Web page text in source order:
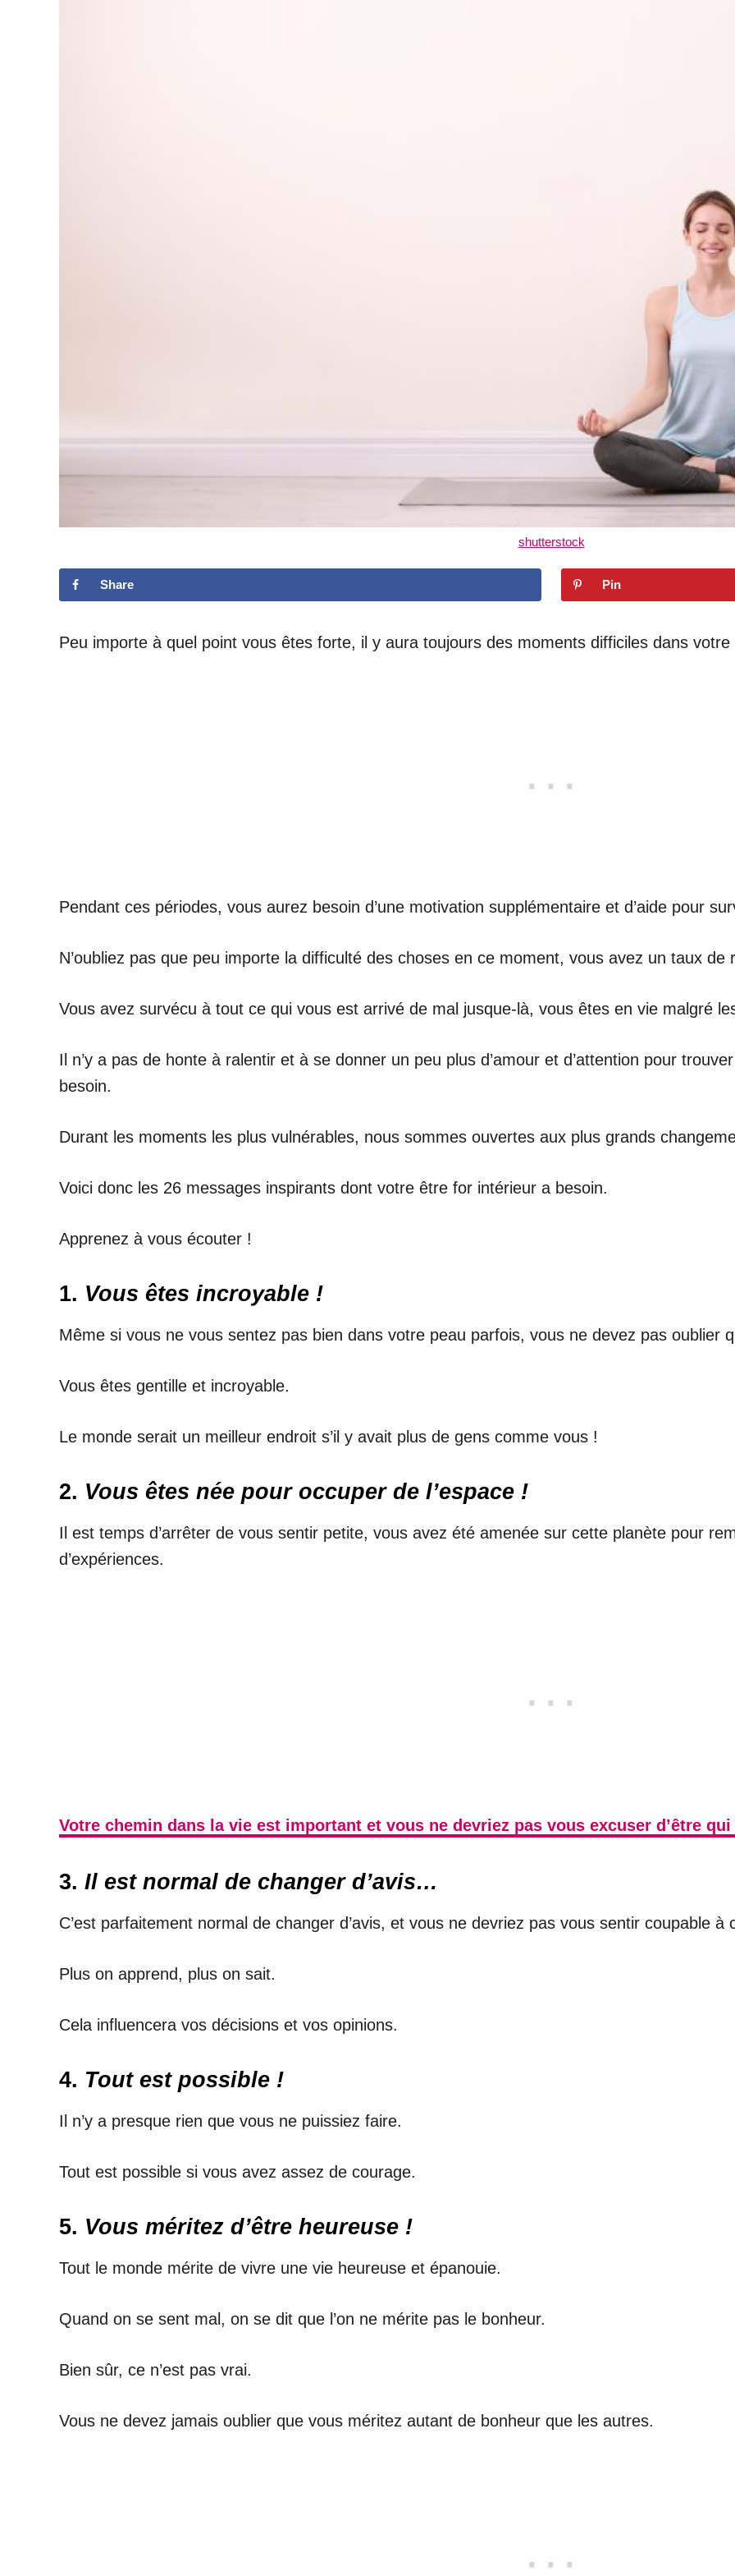
shutterstock
Share Pin
Peu importe à quel point vous êtes forte, il y aura toujours des moments difficiles dans votre
Pendant ces périodes, vous aurez besoin d’une motivation supplémentaire et d’aide pour
N’oubliez pas que peu importe la difficulté des choses en ce moment, vous avez un taux de
Vous avez survécu à tout ce qui vous est arrivé de mal jusque-là, vous êtes en vie malgré
Il n’y a pas de honte à ralentir et à se donner un peu plus d’amour et d’attention pour
besoin.
Durant les moments les plus vulnérables, nous sommes ouvertes aux plus grands
Voici donc les 26 messages inspirants dont votre être for intérieur a besoin.
Apprenez à vous écouter !
1. Vous êtes incroyable !
Même si vous ne vous sentez pas bien dans votre peau parfois, vous ne devez pas oublier
Vous êtes gentille et incroyable.
Le monde serait un meilleur endroit s’il y avait plus de gens comme vous !
2. Vous êtes née pour occuper de l’espace !
Il est temps d’arrêter de vous sentir petite, vous avez été amenée sur cette planète pour
d’expériences.
Votre chemin dans la vie est important et vous ne devriez pas vous excuser d’être
3. Il est normal de changer d’avis…
C’est parfaitement normal de changer d’avis, et vous ne devriez pas vous sentir coupable à
Plus on apprend, plus on sait.
Cela influencera vos décisions et vos opinions.
4. Tout est possible !
Il n’y a presque rien que vous ne puissiez faire.
Tout est possible si vous avez assez de courage.
5. Vous méritez d’être heureuse !
Tout le monde mérite de vivre une vie heureuse et épanouie.
Quand on se sent mal, on se dit que l’on ne mérite pas le bonheur.
Bien sûr, ce n’est pas vrai.
Vous ne devez jamais oublier que vous méritez autant de bonheur que les autres.